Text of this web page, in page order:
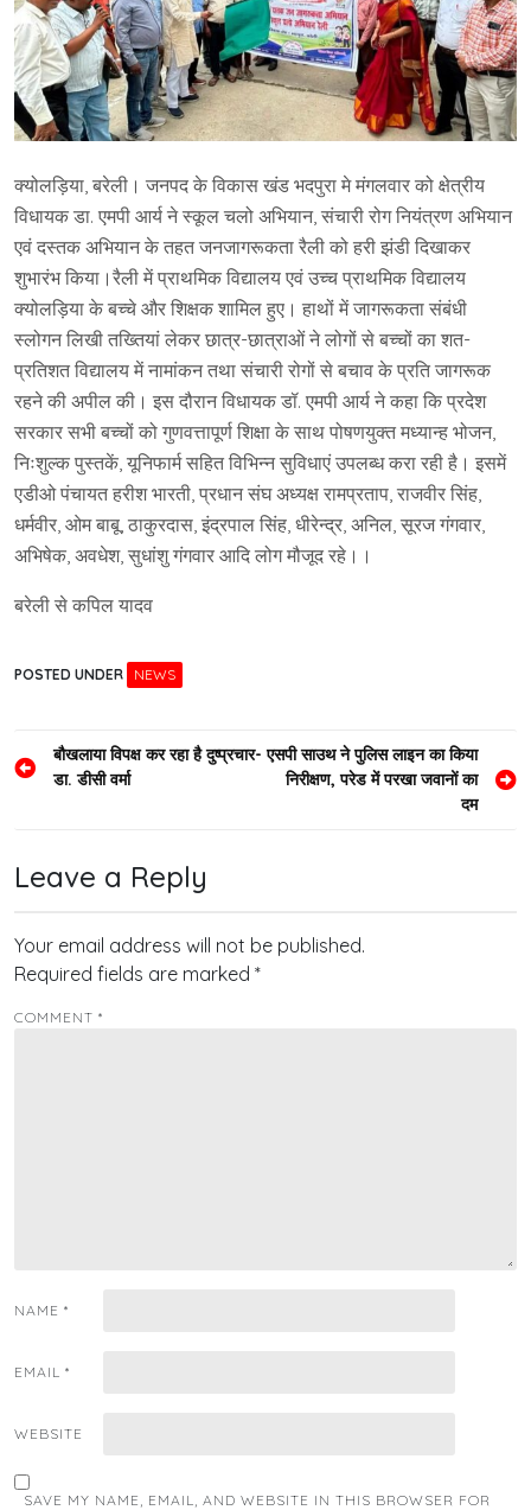
क्योलड़िया, बरेली। जनपद के विकास खंड भदपुरा मे मंगलवार को क्षेत्रीय
विधायक डा. एमपी आर्य ने स्कूल चलो अभियान, संचारी रोग नियंत्रण अभियान
एवं दस्तक अभियान के तहत जनजागरूकता रैली को हरी झंडी दिखाकर
शुभारंभ किया।रैली में प्राथमिक विद्यालय एवं उच्च प्राथमिक विद्यालय
क्योलड़िया के बच्चे और शिक्षक शामिल हुए। हाथों में जागरूकता संबंधी
स्लोगन लिखी तख्तियां लेकर छात्र-छात्राओं ने लोगों से बच्चों का शत-
प्रतिशत विद्यालय में नामांकन तथा संचारी रोगों से बचाव के प्रति जागरूक
रहने की अपील की। इस दौरान विधायक डॉ. एमपी आर्य ने कहा कि प्रदेश
सरकार सभी बच्चों को गुणवत्तापूर्ण शिक्षा के साथ पोषणयुक्त मध्यान्ह भोजन,
निःशुल्क पुस्तकें, यूनिफार्म सहित विभिन्न सुविधाएं उपलब्ध करा रही है। इसमें
एडीओ पंचायत हरीश भारती, प्रधान संघ अध्यक्ष रामप्रताप, राजवीर सिंह,
धर्मवीर, ओम बाबू, ठाकुरदास, इंद्रपाल सिंह, धीरेन्द्र, अनिल, सूरज गंगवार,
अभिषेक, अवधेश, सुधांशु गंगवार आदि लोग मौजूद रहे।।
बरेली से कपिल यादव
POSTED UNDER NEWS
Post
navigation
बौखलाया विपक्ष कर रहा है दुष्प्रचार-
डा. डीसी वर्मा
एसपी साउथ ने पुलिस लाइन का किया
निरीक्षण, परेड में परखा जवानों का
दम
Leave a Reply
Your email address will not be published.
Required fields are marked *
COMMENT *
NAME *
EMAIL *
WEBSITE
SAVE MY NAME, EMAIL, AND WEBSITE IN THIS BROWSER FOR